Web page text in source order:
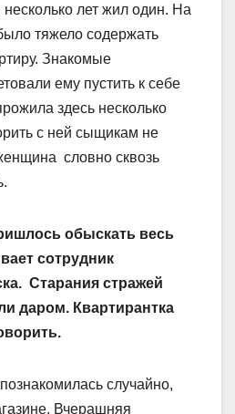
лет жил один. На
тяжело содержать
Знакомые
ему пустить к себе
здесь несколько
с ней сыщикам не
словно сквозь
обыскать весь
сотрудник
Старания стражей
даром. Квартирантка
случайно,
Вчерашняя